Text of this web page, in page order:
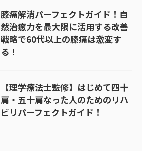
膝痛解消パーフェクトガイド！自
然治癒力を最大限に活用する改善
戦略で60代以上の膝痛は激変す
る！
【理学療法士監修】はじめて四十
肩・五十肩なった人のためのリハ
ビリパーフェクトガイド！